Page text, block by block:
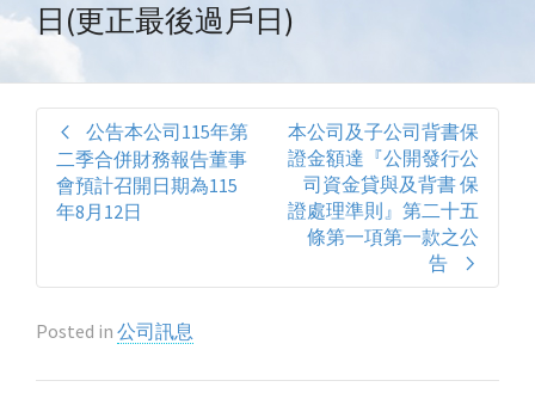
日(更正最後過戶日)
公告本公司115年第
二季合併財務報告董事
會預計召開日期為115
年8月12日
本公司及子公司背書保
證金額達『公開發行公
司資金貸與及背書 保
證處理準則』第二十五
條第一項第一款之公
告
Posted in 公司訊息